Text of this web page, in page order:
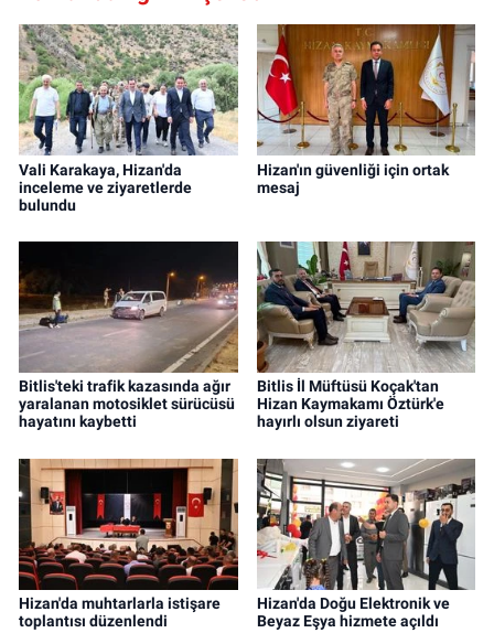
Vali Karakaya, Hizan'da
inceleme ve ziyaretlerde
bulundu
Hizan'ın güvenliği için ortak
mesaj
Bitlis'teki trafik kazasında ağır
yaralanan motosiklet sürücüsü
hayatını kaybetti
Bitlis İl Müftüsü Koçak'tan
Hizan Kaymakamı Öztürk'e
hayırlı olsun ziyareti
Hizan'da muhtarlarla istişare
toplantısı düzenlendi
Hizan'da Doğu Elektronik ve
Beyaz Eşya hizmete açıldı